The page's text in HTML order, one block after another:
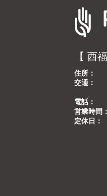
【 西
住所
交通
電話
営業時間
定休日